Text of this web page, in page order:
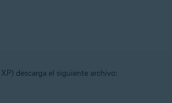
descarga el siguiente archivo: